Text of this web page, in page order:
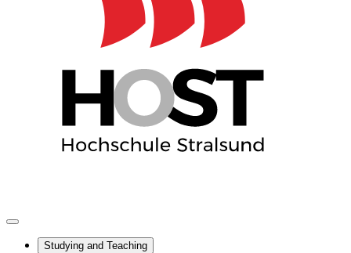
Studying and Teaching